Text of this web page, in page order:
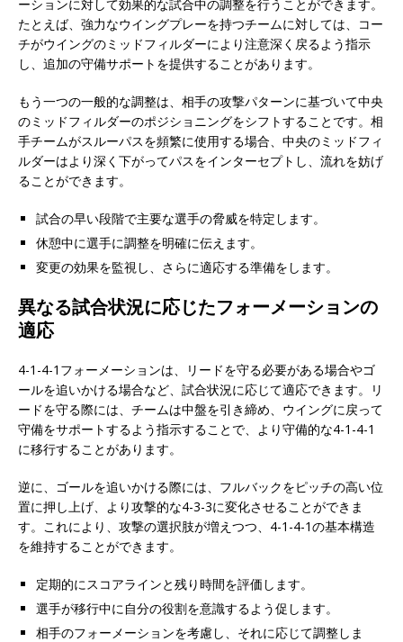
ーションに対して効果的な試合中の調整を行うことができます。
たとえば、強力なウイングプレーを持つチームに対しては、コー
チがウイングのミッドフィルダーにより注意深く戻るよう指示
し、追加の守備サポートを提供することがあります。
もう一つの一般的な調整は、相手の攻撃パターンに基づいて中央
のミッドフィルダーのポジショニングをシフトすることです。相
手チームがスルーパスを頻繁に使用する場合、中央のミッドフィ
ルダーはより深く下がってパスをインターセプトし、流れを妨げ
ることができます。
試合の早い段階で主要な選手の脅威を特定します。
休憩中に選手に調整を明確に伝えます。
変更の効果を監視し、さらに適応する準備をします。
異なる試合状況に応じたフォーメーションの
適応
4-1-4-1フォーメーションは、リードを守る必要がある場合やゴ
ールを追いかける場合など、試合状況に応じて適応できます。リ
ードを守る際には、チームは中盤を引き締め、ウイングに戻って
守備をサポートするよう指示することで、より守備的な4-1-4-1
に移行することがあります。
逆に、ゴールを追いかける際には、フルバックをピッチの高い位
置に押し上げ、より攻撃的な4-3-3に変化させることができま
す。これにより、攻撃の選択肢が増えつつ、4-1-4-1の基本構造
を維持することができます。
定期的にスコアラインと残り時間を評価します。
選手が移行中に自分の役割を意識するよう促します。
相手のフォーメーションを考慮し、それに応じて調整しま